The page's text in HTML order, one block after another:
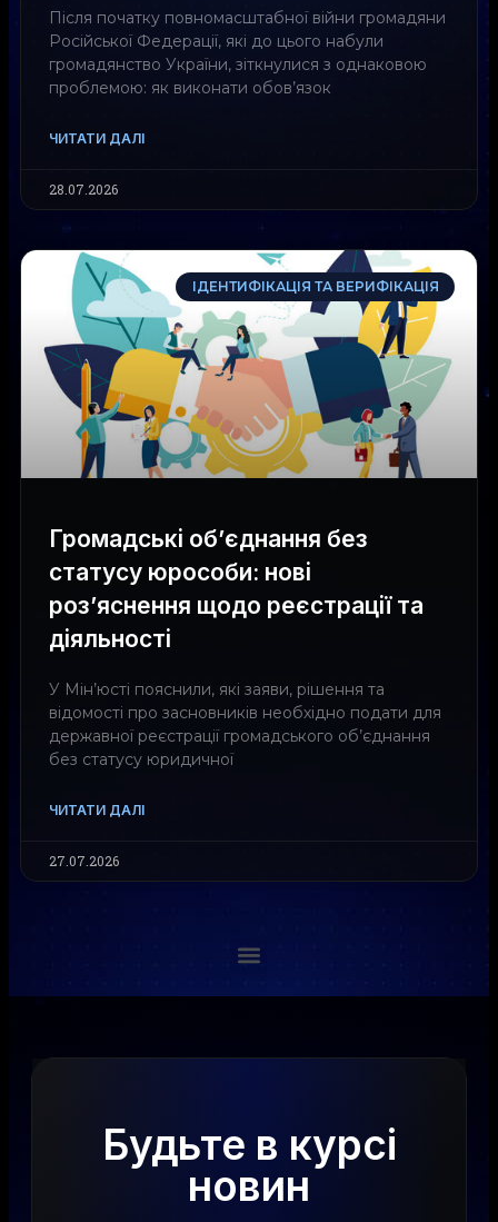
Після початку повномасштабної війни громадяни
Російської Федерації, які до цього набули
громадянство України, зіткнулися з однаковою
проблемою: як виконати обов’язок
ЧИТАТИ ДАЛІ
28.07.2026
ІДЕНТИФІКАЦІЯ ТА ВЕРИФІКАЦІЯ
Громадські об’єднання без
статусу юрособи: нові
роз’яснення щодо реєстрації та
діяльності
У Мін’юсті пояснили, які заяви, рішення та
відомості про засновників необхідно подати для
державної реєстрації громадського об’єднання
без статусу юридичної
ЧИТАТИ ДАЛІ
27.07.2026
Будьте в курсі
новин